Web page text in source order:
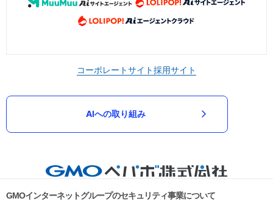
コーポレートサイト採用サイト
AIへの取り組み
GMOインターネットグループのセキュリティ事業について